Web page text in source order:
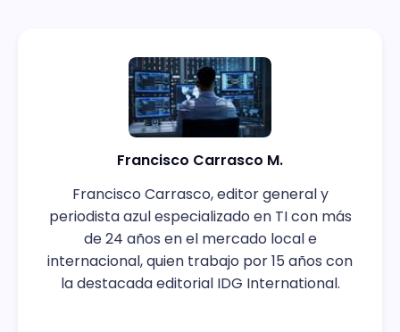
Francisco Carrasco M.
Francisco Carrasco, editor general y
periodista azul especializado en TI con más
de 24 años en el mercado local e
internacional, quien trabajo por 15 años con
la destacada editorial IDG International.